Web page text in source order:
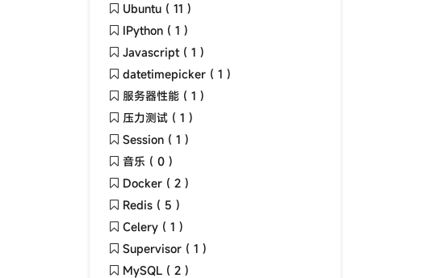
Ubuntu ( 11 )
IPython ( 1 )
Javascript ( 1 )
datetimepicker ( 1 )
服务器性能 ( 1 )
压力测试 ( 1 )
Session ( 1 )
音乐 ( 0 )
Docker ( 2 )
Redis ( 5 )
Celery ( 1 )
Supervisor ( 1 )
MySQL ( 2 )